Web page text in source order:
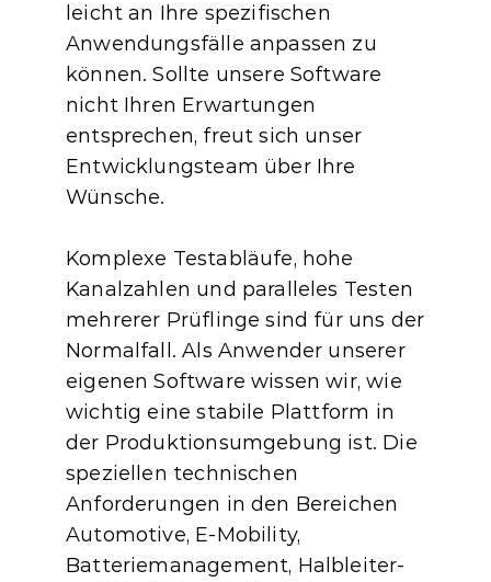
leicht an Ihre spezifischen
Anwendungsfälle anpassen zu
können. Sollte unsere Software
nicht Ihren Erwartungen
entsprechen, freut sich unser
Entwicklungsteam über Ihre
Wünsche.
Komplexe Testabläufe, hohe
Kanalzahlen und paralleles Testen
mehrerer Prüflinge sind für uns der
Normalfall. Als Anwender unserer
eigenen Software wissen wir, wie
wichtig eine stabile Plattform in
der Produktionsumgebung ist. Die
speziellen technischen
Anforderungen in den Bereichen
Automotive, E-Mobility,
Batteriemanagement, Halbleiter-